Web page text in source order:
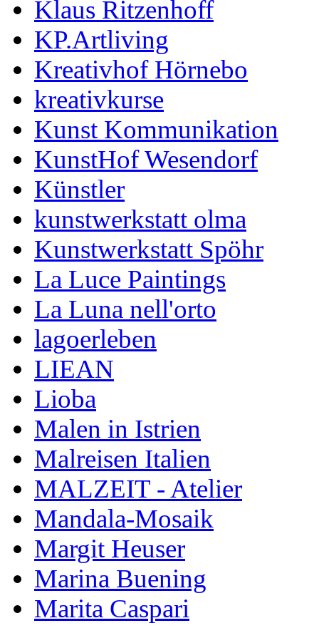
Klaus Ritzenhoff
KP.Artliving
Kreativhof Hörnebo
kreativkurse
Kunst Kommunikation
KunstHof Wesendorf
Künstler
kunstwerkstatt olma
Kunstwerkstatt Spöhr
La Luce Paintings
La Luna nell'orto
lagoerleben
LIEAN
Lioba
Malen in Istrien
Malreisen Italien
MALZEIT - Atelier
Mandala-Mosaik
Margit Heuser
Marina Buening
Marita Caspari